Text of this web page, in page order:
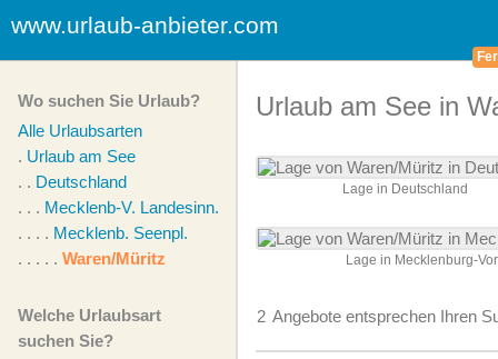
www.urlaub-anbieter.com
Wo suchen Sie Urlaub?
Alle Urlaubsarten
. Urlaub am See
. . Deutschland
. . . Mecklenb-V. Landesinn.
. . . . Mecklenb. Seenpl.
. . . . . Waren/Müritz
Welche Urlaubsart
suchen Sie?
Urlaub am See in
Lage in Deutschland
Lage in Mecklenburg-
2 Angebote entsprechen Ihren